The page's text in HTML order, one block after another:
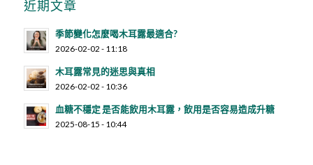
近期文章
季節變化怎麼喝木耳露最適合?
2026-02-02 - 11:18
木耳露常見的迷思與真相
2026-02-02 - 10:36
血糖不穩定 是否能飲用木耳露，飲用是否容易造成升糖
2025-08-15 - 10:44